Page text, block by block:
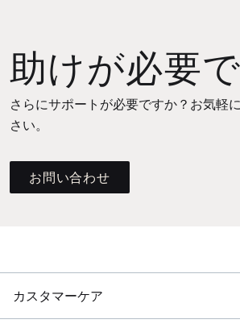
助けが必要
さらにサポートが必要ですか？お気軽
さい。
お問い合わせ
カスタマーケア